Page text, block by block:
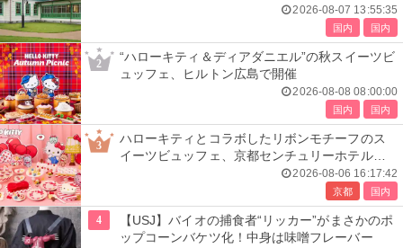
2026-08-07 13:55:35
国内 国内
2
“ハローキティ＆ディアダニエル”の秋スイーツビ
ュッフェ、ヒルトン広島で開催
2026-08-08 08:00:00
国内 国内
3
ハローキティとコラボしたリボンモチーフのス
イーツビュッフェ、京都センチュリーホテルで
2026-08-06 16:17:42
京都 国内
4
【USJ】バイオの捕食者“リッカー”がまさかのポ
ップコーンバケツ化！中身は味噌フレーバー